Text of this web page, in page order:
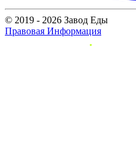
© 2019 - 2026 Завод Еды
Правовая Информация